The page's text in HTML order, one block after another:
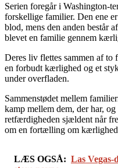
Serien foregår i Washington-
forskellige familier. Den ene
blod, mens den anden består
blevet en familie gennem
Deres liv flettes sammen af to
en forbudt kærlighed og et
under overfladen.
Sammenstødet mellem
kamp mellem dem, der har,
retfærdigheden sjældent når
om en fortælling om
LÆS OGSÅ: Las